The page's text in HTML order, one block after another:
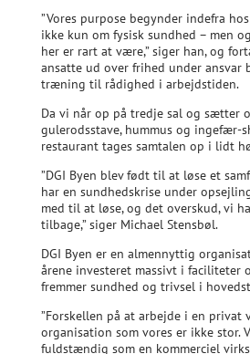
”Vores purpose begynder indefra
ikke kun om fysisk sundhed – men
her er rart at være,” siger han, og
ansatte ud over frihed under ansvar
træning til rådighed i arbejdstiden.
Da vi når op på tredje sal og sætter
gulerodsstave, hummus og ingefær-
restaurant tages samtalen op i lidt
”DGI Byen blev født til at løse et
har en sundhedskrise under
med til at løse, og det overskud, vi
tilbage,” siger Michael Stensbøl.
DGI Byen er en almennyttig
årene investeret massivt i faciliteter
fremmer sundhed og trivsel i
”Forskellen på at arbejde i en privat
organisation som vores er ikke stor.
fuldstændig som en kommerciel